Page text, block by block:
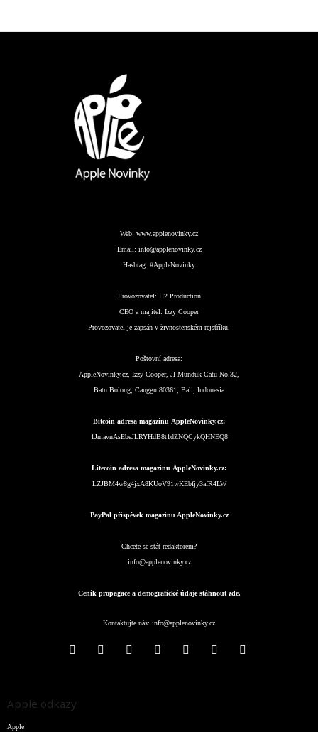
Web: www.applenovinky.cz
Email: info@applenovinky.cz
Hashtag: #AppleNovinky
Provozovatel: H2 Production
CEO a majitel: Izzy Cooper
Provozovatel je zapsán v živnostenském rejstříku.
Poštovní adresa:
AppleNovinky.cz, Izzy Cooper, Jl Munduk Catu No.32,
Batu Bolong, Canggu 80361, Bali, Indonesia
Bitcoin adresa magazínu AppleNovinky.cz:
1JmavnAsEbeJLRYHdB8t1dZNQCykQHNEQ8
Litecoin adresa magazínu AppleNovinky.cz:
LZJBM4w8g4jxA8KUoV91wKEbfjy3afR4LW
PayPal příspěvek magazínu AppleNovinky.cz
Chcete se stát redaktorem?
info@applenovinky.cz
Ceník propagace a demografické údaje stáhnout zde.
Kontaktujte nás: info@applenovinky.cz
Apple odkazy
Apple